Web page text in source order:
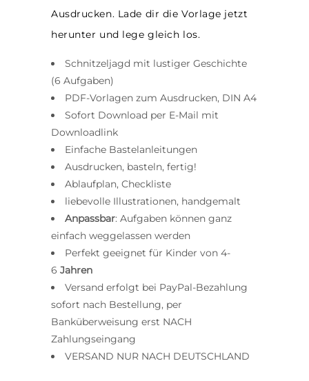
Ausdrucken. Lade dir die Vorlage jetzt
herunter und lege gleich los.
Schnitzeljagd mit lustiger Geschichte
(6 Aufgaben)
PDF-Vorlagen zum Ausdrucken, DIN A4
Sofort Download per E-Mail mit
Downloadlink
Einfache Bastelanleitungen
Ausdrucken, basteln, fertig!
Ablaufplan, Checkliste
liebevolle Illustrationen, handgemalt
Anpassbar: Aufgaben können ganz
einfach weggelassen werden
Perfekt geeignet für Kinder von 4-
6 Jahren
Versand erfolgt bei PayPal-Bezahlung
sofort nach Bestellung, per
Banküberweisung erst NACH
Zahlungseingang
VERSAND NUR NACH DEUTSCHLAND